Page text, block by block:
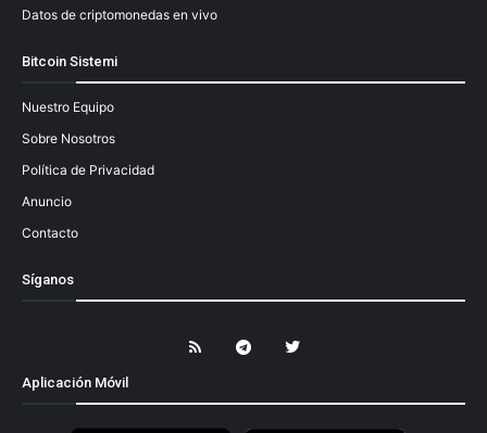
Datos de criptomonedas en vivo
Bitcoin Sistemi
Nuestro Equipo
Sobre Nosotros
Política de Privacidad
Anuncio
Contacto
Síganos
Aplicación Móvil